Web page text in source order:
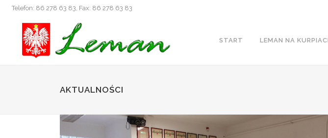
Telefon: 86 278 63 83, Fax: 86 278 63 83
START LEMAN NA
AKTUALNOŚCI